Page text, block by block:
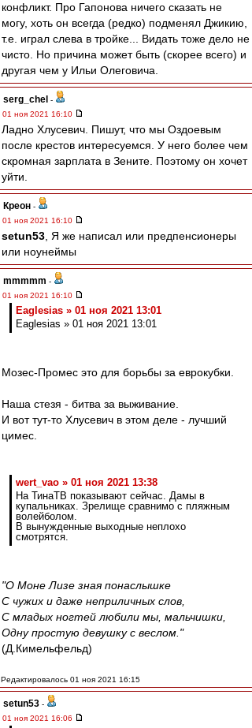
конфликт. Про Гапонова ничего сказать не
могу, хоть он всегда (редко) подменял Джикию,
т.е. играл слева в тройке... Видать тоже дело не
чисто. Но причина может быть (скорее всего) и
другая чем у Ильи Олеговича.
serg_chel -
01 ноя 2021 16:10
Ладно Хлусевич. Пишут, что мы Оздоевым
после крестов интересуемся. У него более чем
скромная зарплата в Зените. Поэтому он хочет
уйти.
Креон -
01 ноя 2021 16:10
setun53 , Я же написал или предпенсионеры
или ноунеймы
mmmmm -
01 ноя 2021 16:10
Eaglesias » 01 ноя 2021 13:01
Eaglesias » 01 ноя 2021 13:01
Мозес-Промес это для борьбы за еврокубки.
Наша стезя - битва за выживание.
И вот тут-то Хлусевич в этом деле - лучший
цимес.
wert_vao » 01 ноя 2021 13:38
На ТинаТВ показывают сейчас. Дамы в
купальниках. Зрелище сравнимо с пляжным
волейболом.
В вынужденные выходные неплохо
смотрятся.
"О Моне Лизе зная понаслышке
С чужих и даже неприличных слов,
С младых ногтей любили мы, мальчишки,
Одну простую девушку с веслом."
(Д.Кимельфельд)
Редактировалось 01 ноя 2021 16:15
setun53 -
01 ноя 2021 16:06